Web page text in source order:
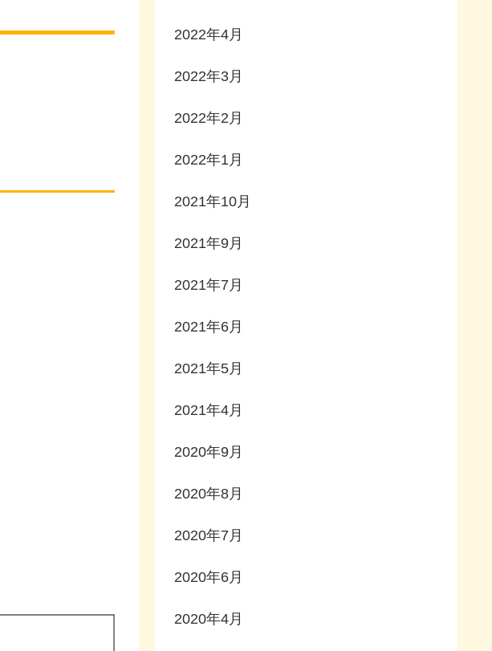
2022年4月
2022年3月
2022年2月
2022年1月
2021年10月
2021年9月
2021年7月
2021年6月
2021年5月
2021年4月
2020年9月
2020年8月
2020年7月
2020年6月
2020年4月